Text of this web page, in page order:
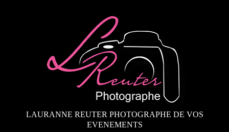
LAURANNE REUTER PHOTOGRAPHE DE VOS
EVENEMENTS